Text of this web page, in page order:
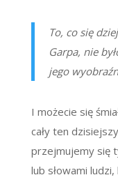
To, co się
Garpa, nie
jego
I możecie się
cały ten
przejmujemy się
lub słowami